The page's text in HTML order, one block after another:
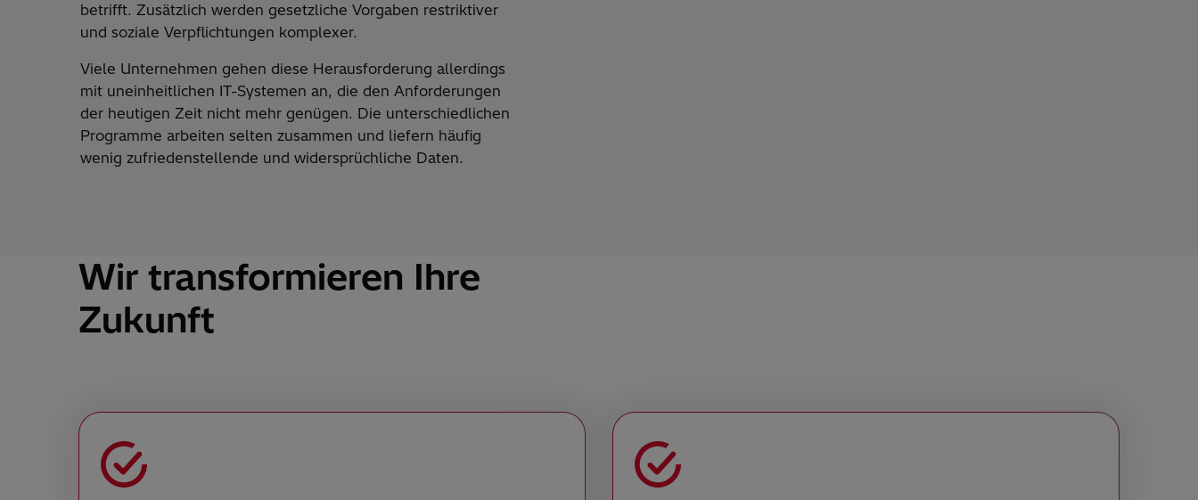
betrifft. Zusätzlich werden gesetzliche Vorgaben restriktiver
und soziale Verpflichtungen komplexer.
Viele Unternehmen gehen diese Herausforderung allerdings
mit uneinheitlichen IT-Systemen an, die den Anforderungen
der heutigen Zeit nicht mehr genügen. Die unterschiedlichen
Programme arbeiten selten zusammen und liefern häufig
wenig zufriedenstellende und widersprüchliche Daten.
Wir transformieren Ihre
Zukunft